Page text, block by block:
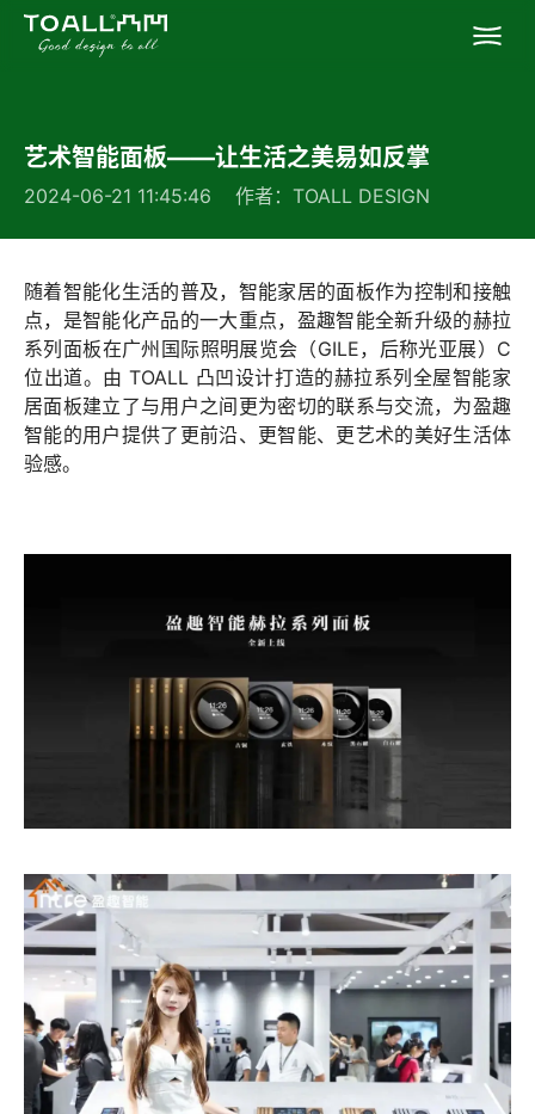
关于我们
专业服务
成功案例
联系凸凹
TOALL凸凹微信服务号
EN
艺术智能面板——让生活之美易如反掌
2024-06-21 11:45:46 作者：TOALL DESIGN
随着智能化生活的普及，智能家居的面板作为控制和接触
点，是智能化产品的一大重点，盈趣智能全新升级的赫拉
系列面板在广州国际照明展览会（GILE，后称光亚展）C
位出道。由 TOALL 凸凹设计打造的赫拉系列全屋智能家
居面板建立了与用户之间更为密切的联系与交流，为盈趣
智能的用户提供了更前沿、更智能、更艺术的美好生活体
验感。